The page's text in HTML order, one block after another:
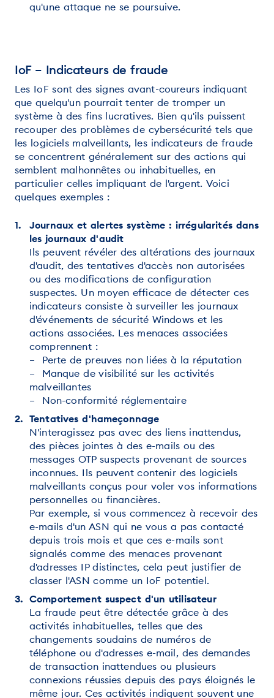
qu'une attaque ne se poursuive.
IoF – Indicateurs de fraude
Les IoF sont des signes avant-coureurs indiquant
que quelqu'un pourrait tenter de tromper un
système à des fins lucratives. Bien qu'ils puissent
recouper des problèmes de cybersécurité tels que
les logiciels malveillants, les indicateurs de fraude
se concentrent généralement sur des actions qui
semblent malhonnêtes ou inhabituelles, en
particulier celles impliquant de l'argent. Voici
quelques exemples :
Journaux et alertes système : irrégularités dans
les journaux d'audit
Ils peuvent révéler des altérations des journaux
d'audit, des tentatives d'accès non autorisées
ou des modifications de configuration
suspectes. Un moyen efficace de détecter ces
indicateurs consiste à surveiller les journaux
d'événements de sécurité Windows et les
actions associées. Les menaces associées
comprennent :
– Perte de preuves non liées à la réputation
– Manque de visibilité sur les activités
malveillantes
– Non-conformité réglementaire
Tentatives d'hameçonnage
N'interagissez pas avec des liens inattendus,
des pièces jointes à des e-mails ou des
messages OTP suspects provenant de sources
inconnues. Ils peuvent contenir des logiciels
malveillants conçus pour voler vos informations
personnelles ou financières.
Par exemple, si vous commencez à recevoir des
e-mails d'un ASN qui ne vous a pas contacté
depuis trois mois et que ces e-mails sont
signalés comme des menaces provenant
d'adresses IP distinctes, cela peut justifier de
classer l'ASN comme un IoF potentiel.
Comportement suspect d'un utilisateur
La fraude peut être détectée grâce à des
activités inhabituelles, telles que des
changements soudains de numéros de
téléphone ou d'adresses e-mail, des demandes
de transaction inattendues ou plusieurs
connexions réussies depuis des pays éloignés le
même jour. Ces activités indiquent souvent une